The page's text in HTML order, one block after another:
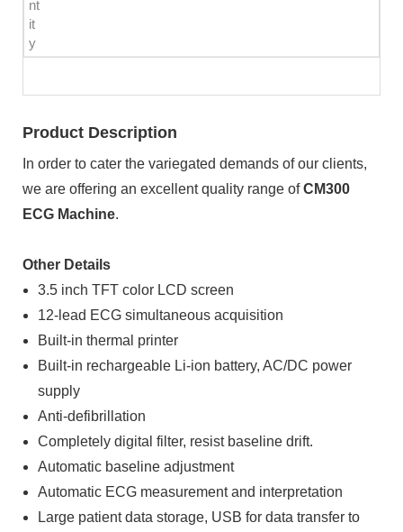
nt
it
y
Product Description
In order to cater the variegated demands of our clients,
we are offering an excellent quality range ofCM300
ECG Machine.
Other Details
3.5 inch TFT color LCD screen
12-lead ECG simultaneous acquisition
Built-in thermal printer
Built-in rechargeable Li-ion battery, AC/DC power
supply
Anti-defibrillation
Completely digital filter, resist baseline drift.
Automatic baseline adjustment
Automatic ECG measurement and interpretation
Large patient data storage, USB for data transfer to